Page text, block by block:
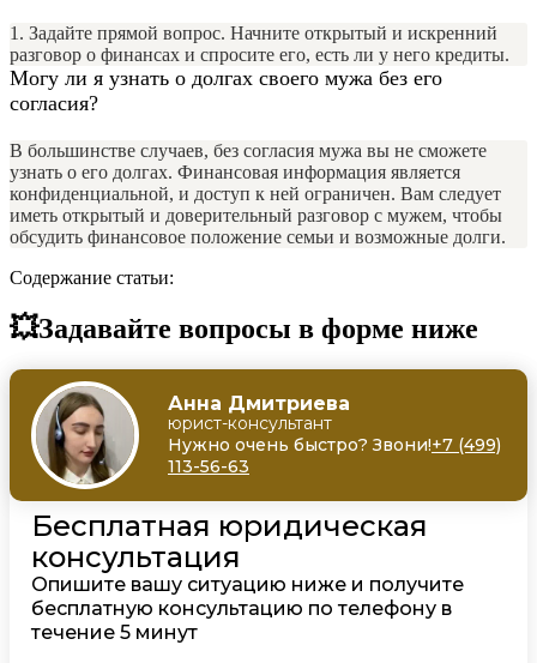
1. Задайте прямой вопрос. Начните открытый и искренний
разговор о финансах и спросите его, есть ли у него кредиты.
Могу ли я узнать о долгах своего мужа без его
согласия?
В большинстве случаев, без согласия мужа вы не сможете
узнать о его долгах. Финансовая информация является
конфиденциальной, и доступ к ней ограничен. Вам следует
иметь открытый и доверительный разговор с мужем, чтобы
обсудить финансовое положение семьи и возможные долги.
Содержание статьи:
💥Задавайте вопросы в форме ниже